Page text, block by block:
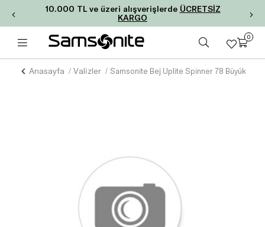
10.000 TL ve üzeri alışverişlerde ÜCRETSİZ
KARGO
0
Anasayfa Valizler Samsonite Bej Uplite Spinner 78 Büyük Boy